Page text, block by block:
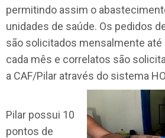
permitindo assim o
unidades de saúde. Os pedidos
são solicitados mensalmente até
cada mês e correlatos são
a CAF/Pilar através do sistema
Pilar possui 10
pontos de